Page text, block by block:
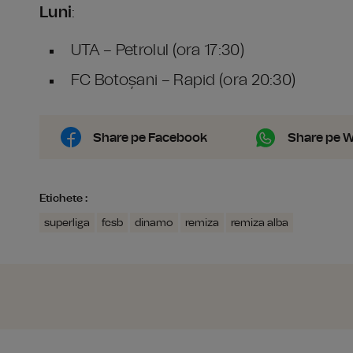
Luni:
UTA – Petrolul (ora 17:30)
FC Botoșani – Rapid (ora 20:30)
Share pe Facebook Share pe
Etichete :
superliga fcsb dinamo remiza remiza alba